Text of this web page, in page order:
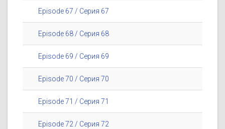
Episode 67 / Серия 67
Episode 68 / Серия 68
Episode 69 / Серия 69
Episode 70 / Серия 70
Episode 71 / Серия 71
Episode 72 / Серия 72